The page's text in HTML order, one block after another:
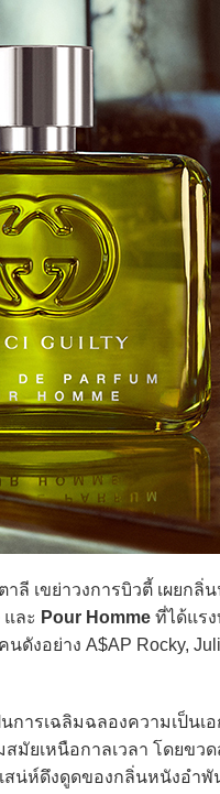
ลี เขย่าวงการบิวตี้ เผยกลิ่
และ Pour Homme ที่ได้แร
ดังอย่าง A$AP Rocky,
รเฉลิมฉลองความเป็นเอ
มัยเหนือกาลเวลา โดยข
สน่ห์ดึงดูดของกลิ่นหนังอำ